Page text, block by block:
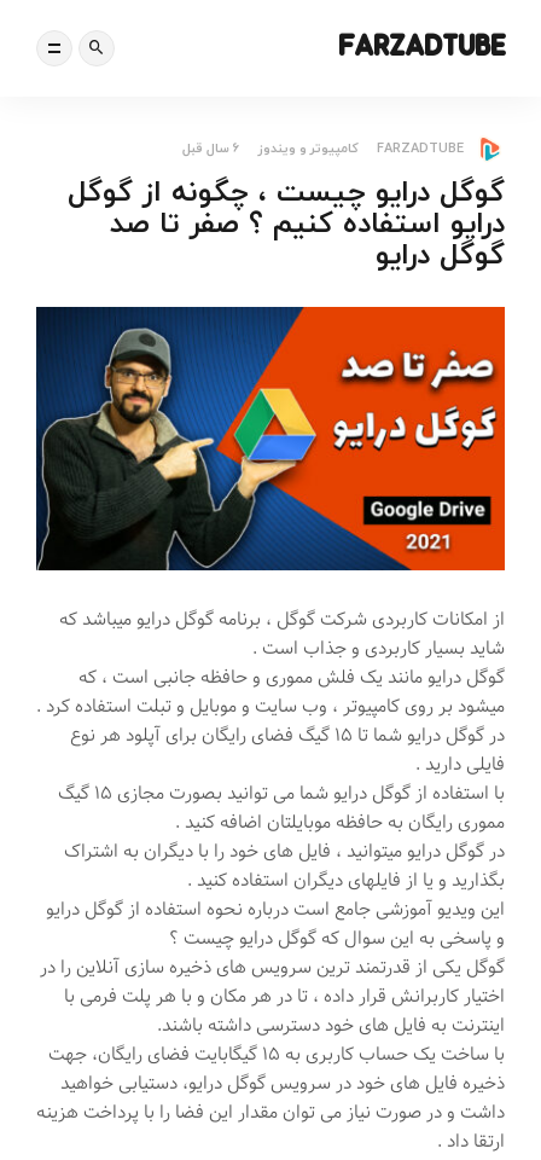
FARZADTUBE
FARZADTUBE کامپیوتر و ویندوز 6 سال قبل
گوگل درایو چیست ، چگونه از گوگل
درایو استفاده کنیم ؟ صفر تا صد
گوگل درایو
از امکانات کاربردی شرکت گوگل ، برنامه گوگل درایو میباشد که
شاید بسیار کاربردی و جذاب است .
گوگل درایو مانند یک فلش مموری و حافظه جانبی است ، که
میشود بر روی کامپیوتر ، وب سایت و موبایل و تبلت استفاده کرد .
در گوگل درایو شما تا ۱۵ گیگ فضای رایگان برای آپلود هر نوع
فایلی دارید .
با استفاده از گوگل درایو شما می توانید بصورت مجازی ۱۵ گیگ
مموری رایگان به حافظه موبایلتان اضافه کنید .
در گوگل درایو میتوانید ، فایل های خود را با دیگران به اشتراک
بگذارید و یا از فایلهای دیگران استفاده کنید .
این ویدیو آموزشی جامع است درباره نحوه استفاده از گوگل درایو
و پاسخی به این سوال که گوگل درایو چیست ؟
گوگل یکی از قدرتمند ترین سرویس های ذخیره سازی آنلاین را در
اختیار کاربرانش قرار داده ، تا در هر مکان و با هر پلت فرمی با
اینترنت به فایل های خود دسترسی داشته باشند.
با ساخت یک حساب کاربری به ۱۵ گیگابایت فضای رایگان، جهت
ذخیره فایل های خود در سرویس گوگل درایو، دستیابی خواهید
داشت و در صورت نیاز می توان مقدار این فضا را با پرداخت هزینه
ارتقا داد .